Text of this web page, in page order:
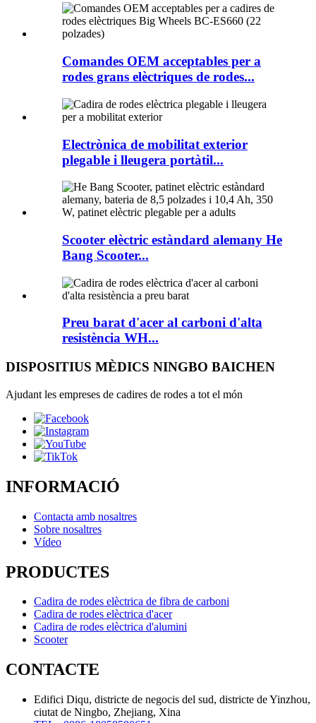
Comandes OEM acceptables per a
rodes grans elèctriques de rodes...
Electrònica de mobilitat exterior
plegable i lleugera portàtil...
Scooter elèctric estàndard alemany He
Bang Scooter...
Preu barat d'acer al carboni d'alta
resistència WH...
DISPOSITIUS MÈDICS NINGBO BAICHEN
Ajudant les empreses de cadires de rodes a tot el món
INFORMACIÓ
Contacta amb nosaltres
Sobre nosaltres
Vídeo
PRODUCTES
Cadira de rodes elèctrica de fibra de carboni
Cadira de rodes elèctrica d'acer
Cadira de rodes elèctrica d'alumini
Scooter
CONTACTE
Edifici Diqu, districte de negocis del sud, districte de Yinzhou,
ciutat de Ningbo, Zhejiang, Xina